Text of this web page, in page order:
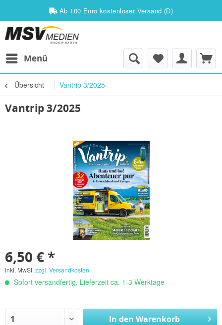
Ab 100 Euro kostenloser Versand (D)
Menü
Übersicht Vantrip 3/2025
Vantrip 3/2025
6,50 € *
inkl. MwSt. zzgl. Versandkosten
Sofort versandfertig, Lieferzeit ca. 1-3 Werktage
In denWarenkorb